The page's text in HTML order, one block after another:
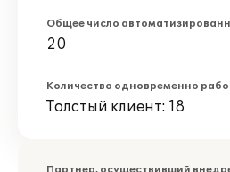
Общее число
20
Количество одновременно
Толстый клиент: 18